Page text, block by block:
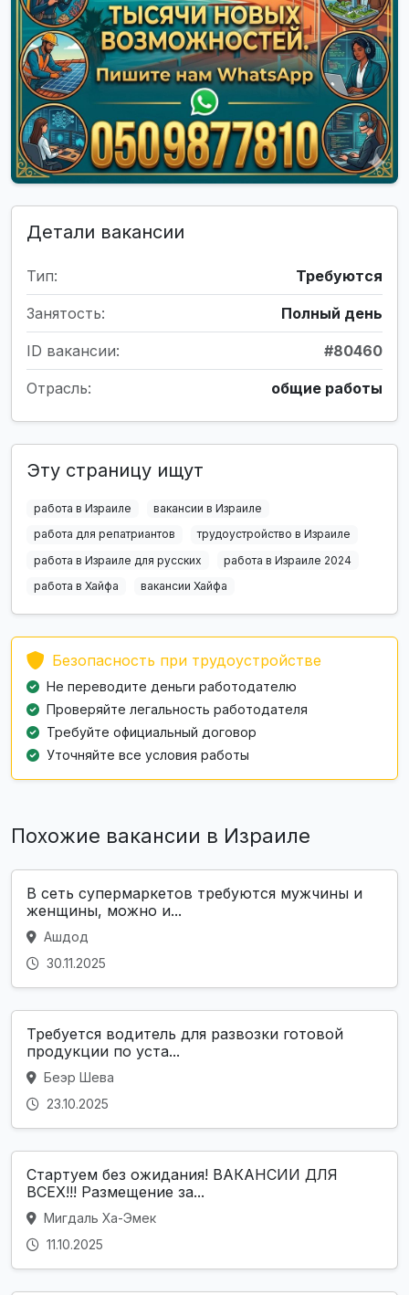
Детали вакансии
Тип: Требуются
Занятость: Полный день
ID вакансии: #80460
Отрасль: общие работы
Эту страницу ищут
работа в Израиле
вакансии в Израиле
работа для репатриантов
трудоустройство в Израиле
работа в Израиле для русских
работа в Израиле 2024
работа в Хайфа
вакансии Хайфа
Безопасность при трудоустройстве
Не переводите деньги работодателю
Проверяйте легальность работодателя
Требуйте официальный договор
Уточняйте все условия работы
Похожие вакансии в Израиле
В сеть супермаркетов требуются мужчины и
женщины, можно и...
Ашдод
30.11.2025
Требуется водитель для развозки готовой
продукции по уста...
Беэр Шева
23.10.2025
Стартуем без ожидания! ВАКАНСИИ ДЛЯ
ВСЕХ!!! Размещение за...
Мигдаль Ха-Эмек
11.10.2025